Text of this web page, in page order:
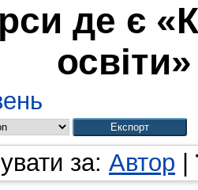
де є
за: Автор